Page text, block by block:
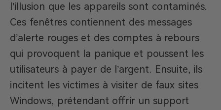
l’illusion que les appareils sont contaminés.
Ces fenêtres contiennent des messages
d’alerte rouges et des comptes à rebours
qui provoquent la panique et poussent les
utilisateurs à payer de l’argent. Ensuite, ils
incitent les victimes à visiter de faux sites
Windows, prétendant offrir un support